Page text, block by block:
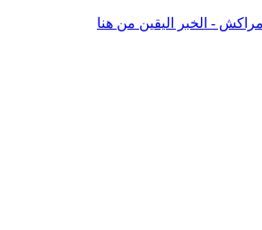
- الخبر اليقين من هنا